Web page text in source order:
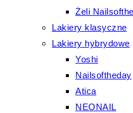
Żeli
Lakiery klasyczne
Lakiery hybrydowe
Yoshi
Nailsoftheday
Atica
NEONAIL